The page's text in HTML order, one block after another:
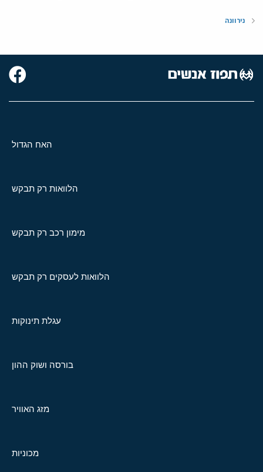
נירוונה
האח הגדול
הלוואות רק תבקש
מימון רכב רק תבקש
הלוואות לעסקים רק תבקש
עגלת תינוקות
בורסה ושוק ההון
מזג האוויר
מכוניות